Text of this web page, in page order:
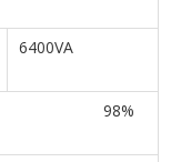
6400VA